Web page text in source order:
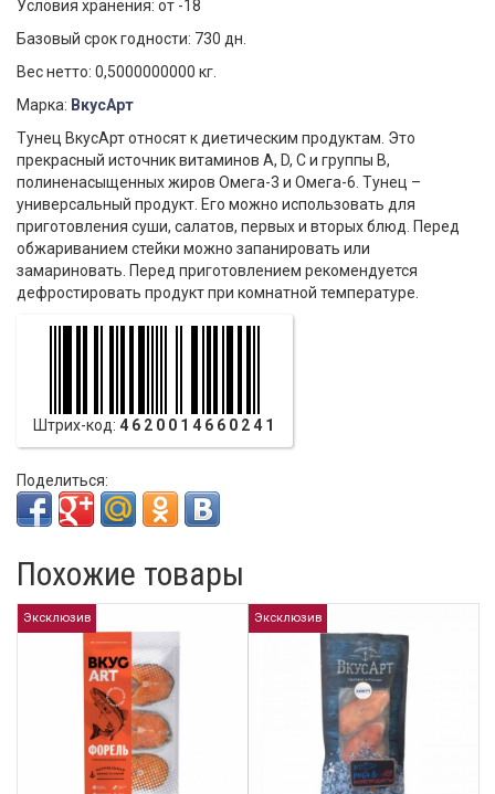
Условия хранения: от -18
Базовый срок годности: 730 дн.
Вес нетто: 0,5000000000 кг.
Марка: ВкусАрт
Тунец ВкусАрт относят к диетическим продуктам. Это
прекрасный источник витаминов A, D, C и группы B,
полиненасыщенных жиров Омега-3 и Омега-6. Тунец –
универсальный продукт. Его можно использовать для
приготовления суши, салатов, первых и вторых блюд. Перед
обжариванием стейки можно запанировать или
замариновать. Перед приготовлением рекомендуется
дефростировать продукт при комнатной температуре.
Штрих-код: 4620014660241
Поделиться:
Похожие товары
Эксклюзив Эксклюзив